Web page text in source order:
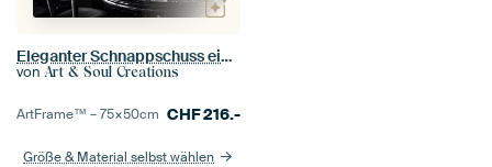
Eleganter Schnappschuss einer Cocktailbar in Schwarz-Weiß
von Art & Soul Creations
ArtFrame™ –75×50cm CHF216.-
Größe & Material selbst wählen